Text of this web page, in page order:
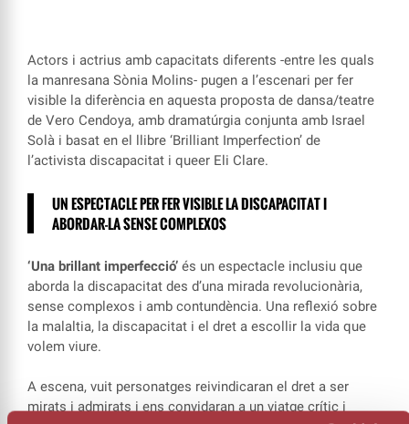
Actors i actrius amb capacitats diferents -entre les quals
la manresana Sònia Molins- pugen a l’escenari per fer
visible la diferència en aquesta proposta de dansa/teatre
de Vero Cendoya, amb dramatúrgia conjunta amb Israel
Solà i basat en el llibre ‘Brilliant Imperfection’ de
l’activista discapacitat i queer Eli Clare.
UN ESPECTACLE PER FER VISIBLE LA DISCAPACITAT I
ABORDAR-LA SENSE COMPLEXOS
‘Una brillant imperfecció’ és un espectacle inclusiu que
aborda la discapacitat des d’una mirada revolucionària,
sense complexos i amb contundència. Una reflexió sobre
la malaltia, la discapacitat i el dret a escollir la vida que
volem viure.
A escena, vuit personatges reivindicaran el dret a ser
mirats i admirats i ens convidaran a un viatge crític i